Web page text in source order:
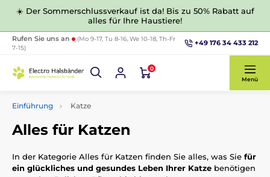
☀️ Der Sommerschlussverkauf ist da! Bis zu 50% Rabatt auf
alles für Ihre Haustiere!
Rufen Sie uns an
(Mo 9-17, Tu 8-16, We 10-18, Th-Fr
7-15)
+49 176 34 433 212
0
Menü
Einführung Katze
Alles für Katzen
In der Kategorie Alles für Katzen finden Sie alles, was Sie für
ein glückliches und gesundes Leben Ihrer Katze benötigen